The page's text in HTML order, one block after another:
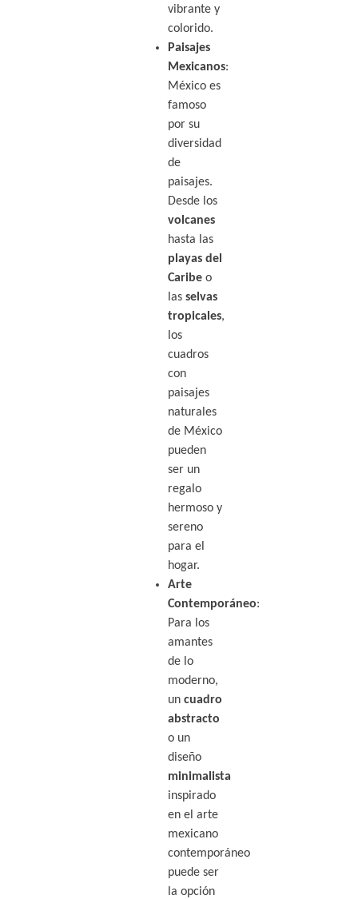
vibrante y
colorido.
Paisajes
Mexicanos:
México es
famoso
por su
diversidad
de
paisajes.
Desde los
volcanes
hasta las
playas del
Caribeo
las selvas
tropicales,
los
cuadros
con
paisajes
naturales
de México
pueden
ser un
regalo
hermoso y
sereno
para el
hogar.
Arte
Contemporáneo:
Para los
amantes
de lo
moderno,
un cuadro
abstracto
o un
diseño
minimalista
inspirado
en el arte
mexicano
contemporáneo
puede ser
la opción